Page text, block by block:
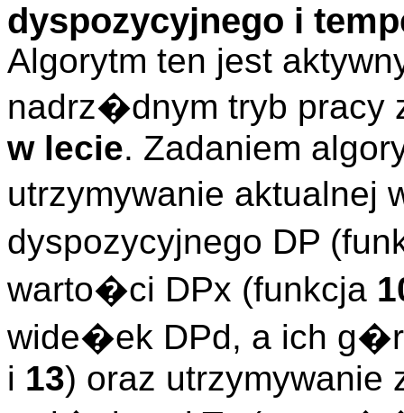
dyspozycyjnego i
Algorytm ten jest
nadrz�dnym tryb
w lecie. Zadaniem
utrzymywanie
dyspozycyjnego DP
warto�ci DPx (funkcja
wide�ek DPd, a ich
i 13) oraz utrzymywanie